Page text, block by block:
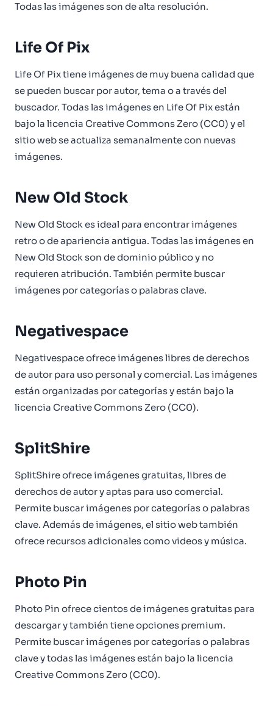
Todas las imágenes son de alta resolución.
Life Of Pix
Life Of Pix tiene imágenes de muy buena calidad que
se pueden buscar por autor, tema o a través del
buscador. Todas las imágenes en Life Of Pix están
bajo la licencia Creative Commons Zero (CC0) y el
sitio web se actualiza semanalmente con nuevas
imágenes.
New Old Stock
New Old Stock es ideal para encontrar imágenes
retro o de apariencia antigua. Todas las imágenes en
New Old Stock son de dominio público y no
requieren atribución. También permite buscar
imágenes por categorías o palabras clave.
Negativespace
Negativespace ofrece imágenes libres de derechos
de autor para uso personal y comercial. Las imágenes
están organizadas por categorías y están bajo la
licencia Creative Commons Zero (CC0).
SplitShire
SplitShire ofrece imágenes gratuitas, libres de
derechos de autor y aptas para uso comercial.
Permite buscar imágenes por categorías o palabras
clave. Además de imágenes, el sitio web también
ofrece recursos adicionales como videos y música.
Photo Pin
Photo Pin ofrece cientos de imágenes gratuitas para
descargar y también tiene opciones premium.
Permite buscar imágenes por categorías o palabras
clave y todas las imágenes están bajo la licencia
Creative Commons Zero (CC0).